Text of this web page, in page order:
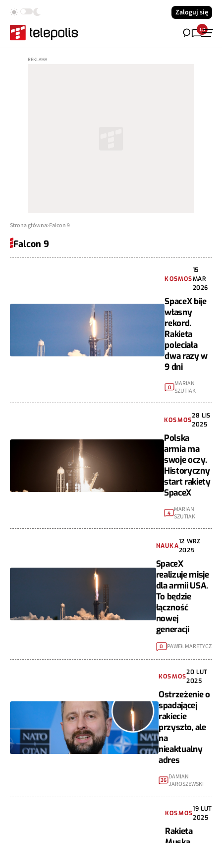
Zaloguj się
18
Strona główna Falcon 9
Falcon 9
KOSMOS
15
MAR
2026
SpaceX bije
własny
rekord.
Rakieta
poleciała
dwa razy w
9 dni
0
MARIAN
SZUTIAK
KOSMOS
28 LIS
2025
Polska
armia ma
swoje oczy.
Historyczny
start rakiety
SpaceX
4
MARIAN
SZUTIAK
NAUKA
12 WRZ
2025
SpaceX
realizuje misje
dla armii USA.
To będzie
łączność
nowej
generacji
0 PAWEŁ MARETYCZ
KOSMOS
20 LUT
2025
Ostrzeżenie o
spadającej
rakiecie
przyszło, ale
na
nieaktualny
adres
36 DAMIAN
JAROSZEWSKI
KOSMOS
19 LUT
2025
Rakieta